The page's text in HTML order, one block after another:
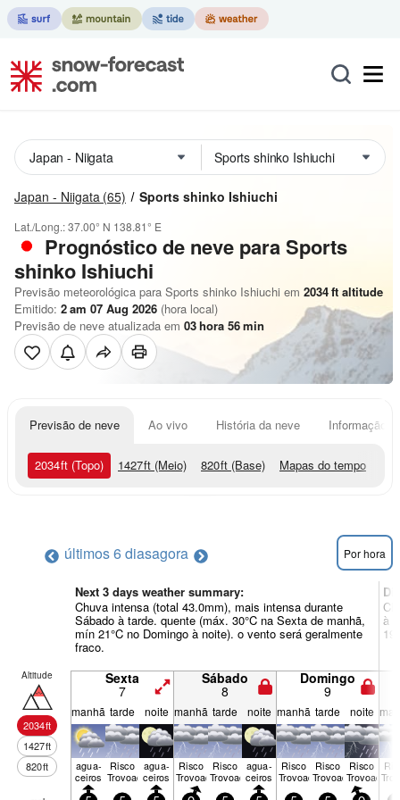
Japan - Niigata (65) Sports shinko Ishiuchi
Lat./Long.:37.00° N 138.81° E
Prognóstico de neve para Sports
shinko Ishiuchi
Previsão meteorológica para Sports shinko Ishiuchi em 2034ft altitude
Emitido: 2 am 07 Aug 2026 (hora local)
Previsão de neve atualizada em 03hora 56min
Previsão de neve Ao vivo História da neve Informação
2034ft (Topo) 1427ft (Meio) 820ft (Base) Mapas do tempo
últimos 6 diasagora Por hora
Next 3 days weather summary:
Chuva intensa (total 43.0mm), mais intensa durante
Sábado à tarde. quente (máx. 30°C na Sexta de manhã,
mín 21°C no Domingo à noite). o vento será geralmente
fraco.
à
Altitude
2034ft
1427ft
820ft
Sexta
7
Sábado
8
Domingo
9
manhã tarde noite manhã tarde noite manhã tarde noite
agua­
ceiros
Risco
Trovoada
agua­
ceiros
Risco
Trovoada
Risco
Trovoada
agua­
ceiros
Risco
Trovoada
Risco
Trovoada
Risco
Trovoada